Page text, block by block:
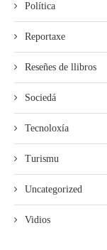
Política
Reportaxe
Reseñes de llibros
Sociedá
Tecnoloxía
Turismu
Uncategorized
Vidios